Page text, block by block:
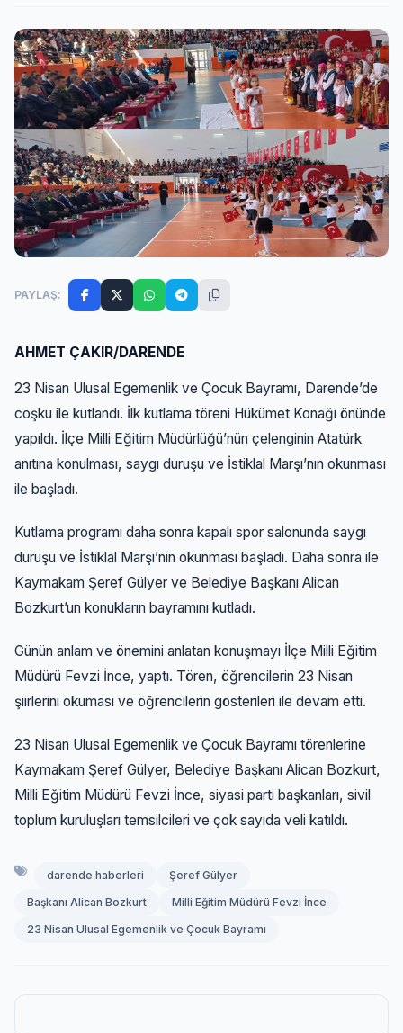
PAYLAŞ:
AHMET ÇAKIR/DARENDE
23 Nisan Ulusal Egemenlik ve Çocuk Bayramı, Darende’de
coşku ile kutlandı. İlk kutlama töreni Hükümet Konağı önünde
yapıldı. İlçe Milli Eğitim Müdürlüğü’nün çelenginin Atatürk
anıtına konulması, saygı duruşu ve İstiklal Marşı’nın okunması
ile başladı.
Kutlama programı daha sonra kapalı spor salonunda saygı
duruşu ve İstiklal Marşı’nın okunması başladı. Daha sonra ile
Kaymakam Şeref Gülyer ve Belediye Başkanı Alican
Bozkurt’un konukların bayramını kutladı.
Günün anlam ve önemini anlatan konuşmayı İlçe Milli Eğitim
Müdürü Fevzi İnce, yaptı. Tören, öğrencilerin 23 Nisan
şiirlerini okuması ve öğrencilerin gösterileri ile devam etti.
23 Nisan Ulusal Egemenlik ve Çocuk Bayramı törenlerine
Kaymakam Şeref Gülyer, Belediye Başkanı Alican Bozkurt,
Milli Eğitim Müdürü Fevzi İnce, siyasi parti başkanları, sivil
toplum kuruluşları temsilcileri ve çok sayıda veli katıldı.
darende haberleri
Şeref Gülyer
Başkanı Alican Bozkurt
Milli Eğitim Müdürü Fevzi İnce
23 Nisan Ulusal Egemenlik ve Çocuk Bayramı